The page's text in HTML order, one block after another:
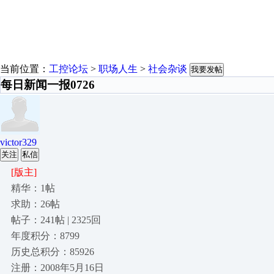
当前位置： 工控论坛 > 职场人生 > 社会杂谈 我要发帖
每日新闻一报0726
victor329
关注 私信
[版主]
精华：1帖
求助：26帖
帖子：241帖 | 2325回
年度积分：8799
历史总积分：85926
注册：2008年5月16日